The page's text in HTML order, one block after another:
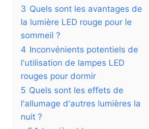
3 Quels sont les avantages de
la lumière LED rouge pour le
sommeil ?
4 Inconvénients potentiels de
l'utilisation de lampes LED
rouges pour dormir
5 Quels sont les effets de
l'allumage d'autres lumières la
nuit ?